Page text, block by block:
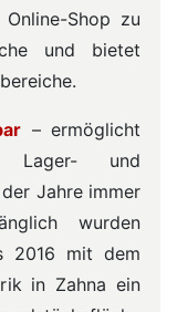
Shop zu
und bietet
– ermöglicht
Lager- und
Jahre immer
wurden
2016 mit dem
in Zahna ein